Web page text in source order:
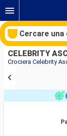
CELEBRITY
Cercare